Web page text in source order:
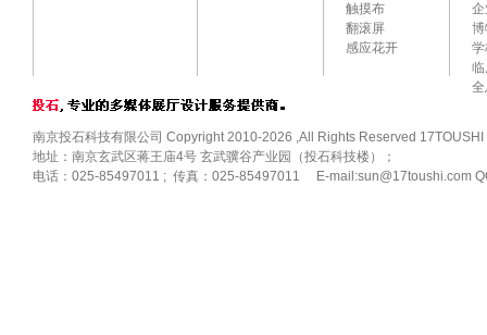
触摸布
翻滚屏
感应花开
南京投石科技有限公司 Copyright 2010-2026 ,All Rights Reserved 17TOUSHI
地址：南京玄武区蒋王庙4号 玄武骥谷产业园（投石科技楼）；
电话：025-85497011 ; 传真：025-85497011 E-mail:sun@17toushi.com